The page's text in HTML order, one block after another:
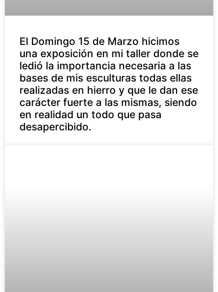
El Domingo 15 de Marzo hicimos
una exposición en mi taller donde se
ledió la importancia necesaria a las
bases de mis esculturas todas ellas
realizadas en hierro y que le dan ese
carácter fuerte a las mismas, siendo
en realidad un todo que pasa
desapercibido.